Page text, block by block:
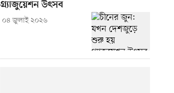
গ্র্যাজুয়েশন উৎসব
০৪ জুলাই ২০২৬